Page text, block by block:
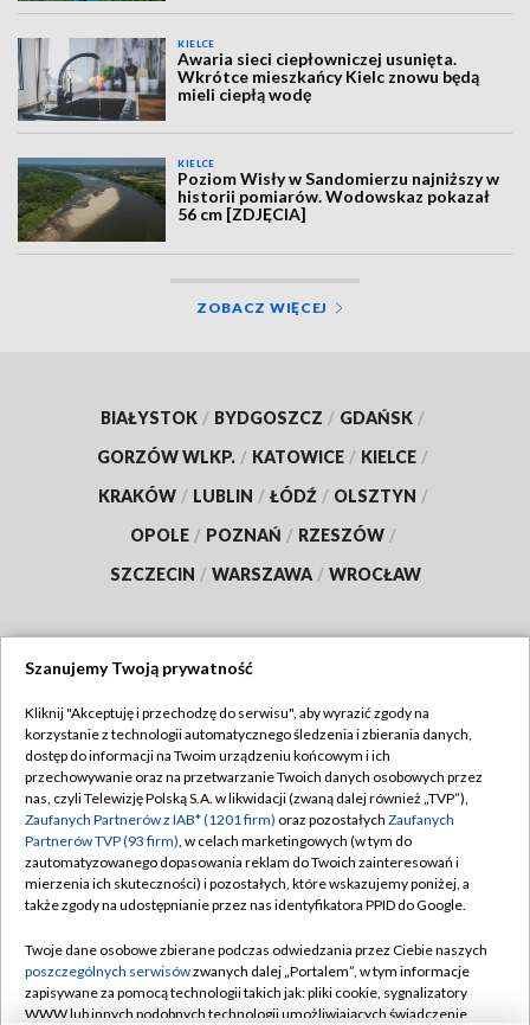
KIELCE
Awaria sieci ciepłowniczej usunięta.
Wkrótce mieszkańcy Kielc znowu będą
mieli ciepłą wodę
KIELCE
Poziom Wisły w Sandomierzu najniższy w
historii pomiarów. Wodowskaz pokazał
56 cm [ZDJĘCIA]
ZOBACZ WIĘCEJ
BIAŁYSTOK / BYDGOSZCZ / GDAŃSK /
GORZÓW WLKP. / KATOWICE / KIELCE /
KRAKÓW / LUBLIN / ŁÓDŹ / OLSZTYN /
OPOLE / POZNAŃ / RZESZÓW /
SZCZECIN / WARSZAWA / WROCŁAW
TVP
Abonament TVP
Emisja w TVP
Centrum informacji TVP
Naziemna Telewizja Cyfrowa
Rada Programowa
System NOS
Regulamin TVP
Polityka prywatności
Moje zgody
Pomoc
Kontakt
Szanujemy Twoją prywatność
Kliknij "Akceptuję i przechodzę do serwisu", aby wyrazić zgody na
korzystanie z technologii automatycznego śledzenia i zbierania danych,
dostęp do informacji na Twoim urządzeniu końcowym i ich
przechowywanie oraz na przetwarzanie Twoich danych osobowych przez
nas, czyli Telewizję Polską S.A. w likwidacji (zwaną dalej również „TVP”),
Zaufanych Partnerów z IAB* (1201 firm) oraz pozostałych Zaufanych
Partnerów TVP (93 firm), w celach marketingowych (w tym do
zautomatyzowanego dopasowania reklam do Twoich zainteresowań i
mierzenia ich skuteczności) i pozostałych, które wskazujemy poniżej, a
także zgody na udostępnianie przez nas identyfikatora PPID do Google.
Twoje dane osobowe zbierane podczas odwiedzania przez Ciebie naszych
poszczególnych serwisówzwanych dalej „Portalem”, w tym informacje
zapisywane za pomocą technologii takich jak: pliki cookie, sygnalizatory
WWW lub innych podobnych technologii umożliwiających świadczenie